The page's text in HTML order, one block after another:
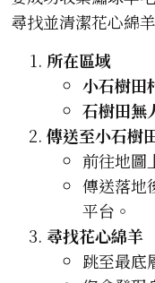
尋找並清潔花心綿
所在區域
小石樹田
石樹田無
傳送至小石樹
前往地圖
傳送落地
平台。
尋找花心綿羊
跳至最底